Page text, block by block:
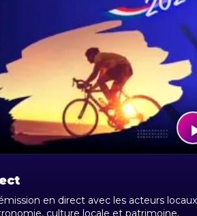
en direct avec les acteurs
culture locale et patrimoine,